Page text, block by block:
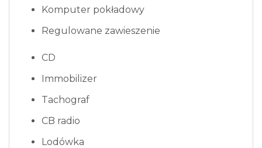
Komputer pokładowy
Regulowane zawieszenie
CD
Immobilizer
Tachograf
CB radio
Lodówka